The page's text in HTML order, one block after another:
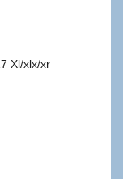
Xl/xlx/xr